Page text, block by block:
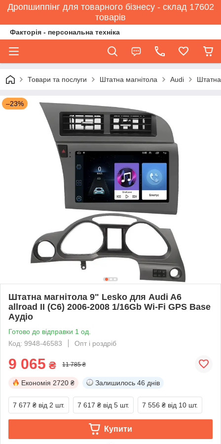
Дропшиппінг для товарного бізнесу - склад 17602
товарів
Факторія - персональна техніка
Товари та послуги Штатна магнітола Audi
–23%
Штатна магнітола 9" Lesko для Audi A6
allroad II (C6) 2006-2008 1/16Gb Wi-Fi GPS Base
Аудіо
Готово до відправки 1 од.
Код: 9948-46583
Опт і роздріб
9 065 ₴ 11 785 ₴
Економія 2720 ₴ Залишилось 46 днів
7 677 ₴ від 2 шт. 7 617 ₴ від 5 шт. 7 556 ₴ від 10 шт.
Купити